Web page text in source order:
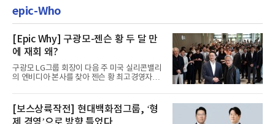
epic-Who
[Epic Why] 구광모-젠슨 황 두 달 만
에 재회 왜?
구광모 LG그룹 회장이 다음 주 미국 실리콘밸리
의 엔비디아 본사를 찾아 젠슨 황 최고경영자
[보스상륙작전] 현대백화점그룹, ‘형